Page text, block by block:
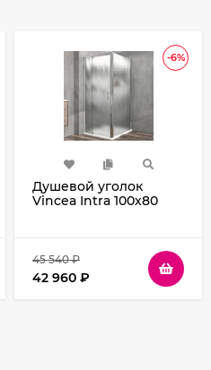
-6%
Душевой уголок
Vincea Intra 100х80
45 540₽
42 960 ₽